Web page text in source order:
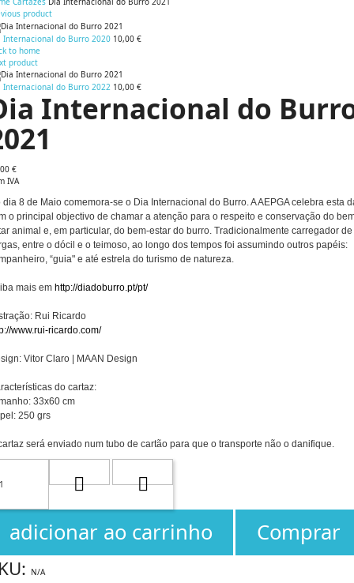
product
Internacional do Burro 2020 10,00 €
to home
product
Internacional do Burro 2022 10,00 €
Internacional do
€
IVA
dia 8 de Maio comemora-se o Dia Internacional do Burro. A AEPGA celebra esta
o principal objectivo de chamar a atenção para o respeito e conservação do
animal e, em particular, do bem-estar do burro. Tradicionalmente carregador de
entre o dócil e o teimoso, ao longo dos tempos foi assumindo outros papéis:
“guia" e até estrela do turismo de natureza.
mais em http://diadoburro.pt/pt/
Rui Ricardo
www.rui-ricardo.com/
Vitor Claro | MAAN Design
do cartaz:
33x60 cm
250 grs
será enviado num tubo de cartão para que o transporte não o danifique.
adicionar ao carrinho Comprar
N/A